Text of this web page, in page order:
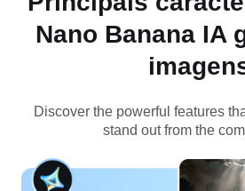
Nano Banana IA
Discover the powerful features
stand out from the